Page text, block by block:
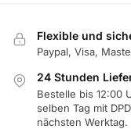
Flexible und
Paypal, Visa,
24 Stunden
Bestelle bis 12:00
selben Tag mit
nächsten Werktag.